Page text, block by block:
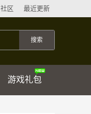
最近更新
社区
游戏礼包